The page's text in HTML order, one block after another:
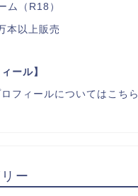
ム（R18）
本以上販売
ール】
フィールについてはこちら
ー